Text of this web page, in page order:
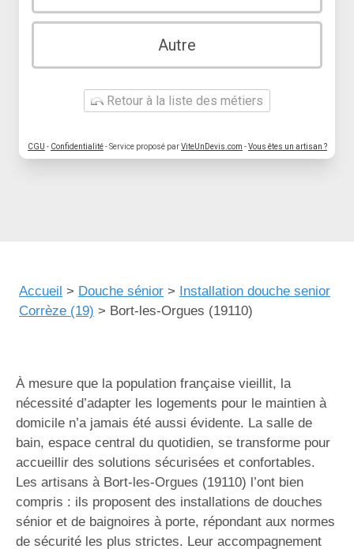
Autre
Retour à la liste des métiers
CGU - Confidentialité- Service proposé parViteUnDevis.com -Vous êtes un artisan ?
Accueil > Douche sénior > Installation douche senior
Corrèze (19) > Bort-les-Orgues (19110)
À mesure que la population française vieillit, la
nécessité d’adapter les logements pour le maintien à
domicile n’a jamais été aussi évidente. La salle de
bain, espace central du quotidien, se transforme pour
accueillir des solutions sécurisées et confortables.
Les artisans à Bort-les-Orgues (19110) l’ont bien
compris : ils proposent des installations de douches
sénior et de baignoires à porte, répondant aux normes
de sécurité les plus strictes. Leur accompagnement